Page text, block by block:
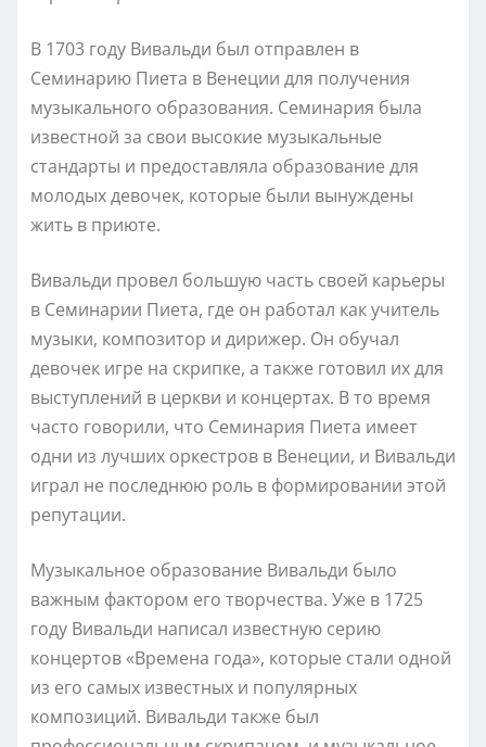
В 1703 году Вивальди был отправлен в
Семинарию Пиета в Венеции для получения
музыкального образования. Семинария была
известной за свои высокие музыкальные
стандарты и предоставляла образование для
молодых девочек, которые были вынуждены
жить в приюте.
Вивальди провел большую часть своей карьеры
в Семинарии Пиета, где он работал как учитель
музыки, композитор и дирижер. Он обучал
девочек игре на скрипке, а также готовил их для
выступлений в церкви и концертах. В то время
часто говорили, что Семинария Пиета имеет
одни из лучших оркестров в Венеции, и Вивальди
играл не последнюю роль в формировании этой
репутации.
Музыкальное образование Вивальди было
важным фактором его творчества. Уже в 1725
году Вивальди написал известную серию
концертов «Времена года», которые стали одной
из его самых известных и популярных
композиций. Вивальди также был